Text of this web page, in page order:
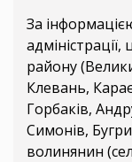
За
району
Клевань,
Горбаків,
Симонів,
волинянин